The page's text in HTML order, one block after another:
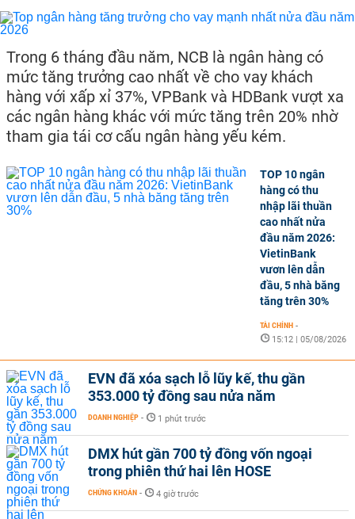
Trong 6 tháng đầu năm, NCB là ngân hàng có
mức tăng trưởng cao nhất về cho vay khách
hàng với xấp xỉ 37%, VPBank và HDBank vượt xa
các ngân hàng khác với mức tăng trên 20% nhờ
tham gia tái cơ cấu ngân hàng yếu kém.
TOP 10 ngân
hàng có thu
nhập lãi thuần
cao nhất nửa
đầu năm 2026:
VietinBank
vươn lên dẫn
đầu, 5 nhà băng
tăng trên 30%
TÀI CHÍNH -
15:12 | 05/08/2026
EVN đã xóa sạch lỗ lũy kế, thu gần
353.000 tỷ đồng sau nửa năm
DOANH NGHIỆP - 1 phút trước
DMX hút gần 700 tỷ đồng vốn ngoại
trong phiên thứ hai lên HOSE
CHỨNG KHOÁN - 4 giờ trước